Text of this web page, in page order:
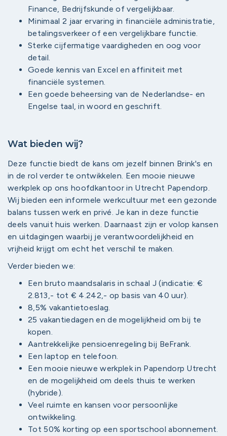
Finance, Bedrijfskunde of vergelijkbaar.
Minimaal 2 jaar ervaring in financiële administratie,
betalingsverkeer of een vergelijkbare functie.
Sterke cijfermatige vaardigheden en oog voor
detail.
Goede kennis van Excel en affiniteit met
financiële systemen.
Een goede beheersing van de Nederlandse- en
Engelse taal, in woord en geschrift.
Wat bieden wij?
Deze functie biedt de kans om jezelf binnen Brink's en
in de rol verder te ontwikkelen. Een mooie nieuwe
werkplek op ons hoofdkantoor in Utrecht Papendorp.
Wij bieden een informele werkcultuur met een gezonde
balans tussen werk en privé. Je kan in deze functie
deels vanuit huis werken. Daarnaast zijn er volop kansen
en uitdagingen waarbij je verantwoordelijkheid en
vrijheid krijgt om echt het verschil te maken.
Verder bieden we:
Een bruto maandsalaris in schaal J (indicatie: €
2.813,- tot € 4.242,- op basis van 40 uur).
8,5% vakantietoeslag.
25 vakantiedagen en de mogelijkheid om bij te
kopen.
Aantrekkelijke pensioenregeling bij BeFrank.
Een laptop en telefoon.
Een mooie nieuwe werkplek in Papendorp Utrecht
en de mogelijkheid om deels thuis te werken
(hybride).
Veel ruimte en kansen voor persoonlijke
ontwikkeling.
Tot 50% korting op een sportschool abonnement.